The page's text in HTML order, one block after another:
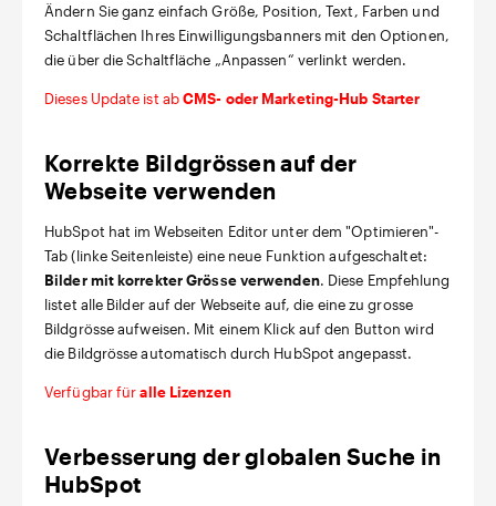
Ändern Sie ganz einfach Größe, Position, Text, Farben und
Schaltflächen Ihres Einwilligungsbanners mit den Optionen,
die über die Schaltfläche „Anpassen“ verlinkt werden.
Dieses Update ist abCMS- oder Marketing-Hub Starter
Korrekte Bildgrössen auf der
Webseite verwenden
HubSpot hat im Webseiten Editor unter dem "Optimieren"-
Tab (linke Seitenleiste) eine neue Funktion aufgeschaltet:
Bilder mit korrekter Grösse verwenden. Diese Empfehlung
listet alle Bilder auf der Webseite auf, die eine zu grosse
Bildgrösse aufweisen. Mit einem Klick auf den Button wird
die Bildgrösse automatisch durch HubSpot angepasst.
Verfügbar füralle Lizenzen
Verbesserung der globalen Suche in
HubSpot